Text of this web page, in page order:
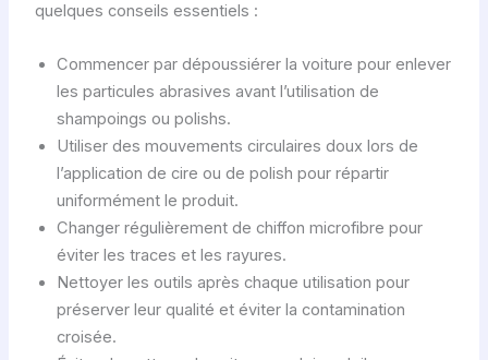
quelques conseils essentiels :
Commencer par dépoussiérer la voiture pour enlever
les particules abrasives avant l’utilisation de
shampoings ou polishs.
Utiliser des mouvements circulaires doux lors de
l’application de cire ou de polish pour répartir
uniformément le produit.
Changer régulièrement de chiffon microfibre pour
éviter les traces et les rayures.
Nettoyer les outils après chaque utilisation pour
préserver leur qualité et éviter la contamination
croisée.